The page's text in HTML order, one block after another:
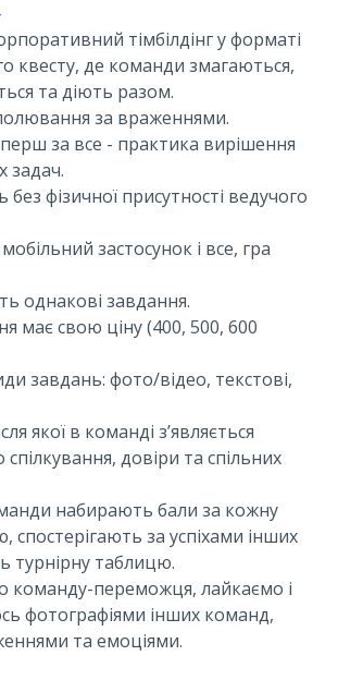
тімбілдінг у форматі
квесту, де команди змагаються,
та діють разом.
за враженнями.
за все - практика вирішення
задач.
фізичної присутності ведучого
застосунок і все, гра
однакові завдання.
має свою ціну (400, 500, 600
завдань: фото/відео, текстові,
якої в команді з’являється
довіри та спільних
набирають бали за кожну
спостерігають за успіхами інших
турнірну таблицю.
команду-переможця, лайкаємо і
фотографіями інших команд,
та емоціями.